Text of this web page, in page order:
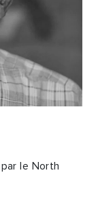
le North